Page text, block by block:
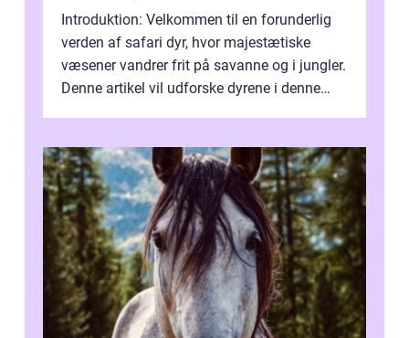
Introduktion: Velkommen til en forunderlig
verden af safari dyr, hvor majestætiske
væsener vandrer frit på savanne og i jungler.
Denne artikel vil udforske dyrene i denne